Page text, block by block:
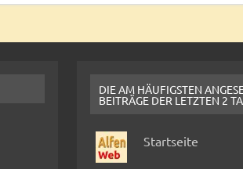
DIE AM HÄUFIGSTEN
BEITRÄGE DER LETZTEN 2
Startseite